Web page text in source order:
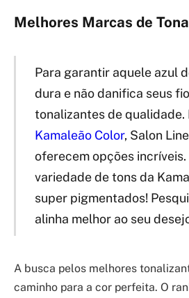
Melhores Marcas de
Para garantir aquele azul
dura e não danifica seus
tonalizantes de qualidade.
Kamaleão Color, Salon
oferecem opções incríveis.
variedade de tons da
super pigmentados!
alinha melhor ao seu
A busca pelos melhores
caminho para a cor perfeita. O